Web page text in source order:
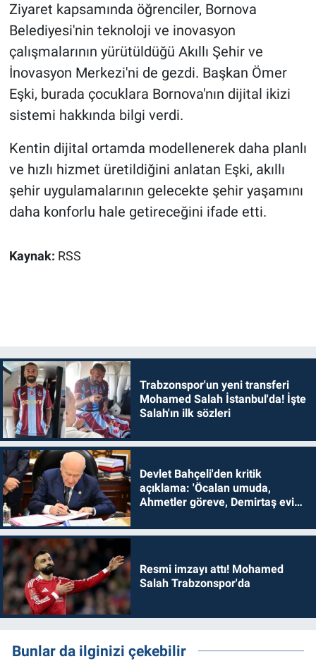
Ziyaret kapsamında öğrenciler, Bornova
Belediyesi'nin teknoloji ve inovasyon
çalışmalarının yürütüldüğü Akıllı Şehir ve
İnovasyon Merkezi'ni de gezdi. Başkan Ömer
Eşki, burada çocuklara Bornova'nın dijital ikizi
sistemi hakkında bilgi verdi.
Kentin dijital ortamda modellenerek daha planlı
ve hızlı hizmet üretildiğini anlatan Eşki, akıllı
şehir uygulamalarının gelecekte şehir yaşamını
daha konforlu hale getireceğini ifade etti.
Kaynak: RSS
Trabzonspor'un yeni transferi
Mohamed Salah İstanbul'da! İşte
Salah'ın ilk sözleri
Devlet Bahçeli'den kritik
açıklama: 'Öcalan umuda,
Ahmetler göreve, Demirtaş evine
Resmi imzayı attı! Mohamed
Salah Trabzonspor'da
Bunlar da ilginizi çekebilir